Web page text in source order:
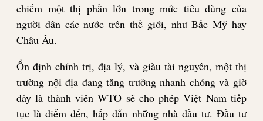
chiếm một thị phần lớn trong mức tiêu dùng của
người dân các nước trên thế giới, như Bắc Mỹ hay
Châu Âu.
Ổn định chính trị, địa lý, và giàu tài nguyên, một thị
trường nội địa đang tăng trưởng nhanh chóng và giờ
đây là thành viên WTO sẽ cho phép Việt Nam tiếp
tục là điểm đến, hấp dẫn những nhà đầu tư. Đầu tư